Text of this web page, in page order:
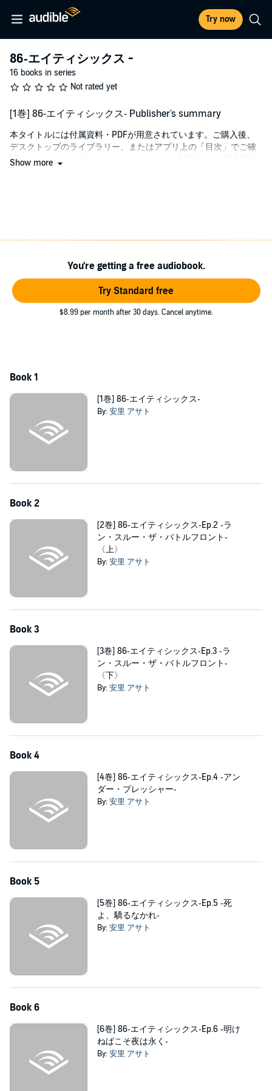
Try now
86‐エイティシックス -
16 books in series
Not rated yet
[1巻] 86‐エイティシックス‐ Publisher's summary
本タイトルには付属資料・PDFが用意されています。ご購入後、
デスクトップのライブラリー、またはアプリ上の「目次」でご確
認ください。（アプリバージョン：Android 2.40以上、iOS 3.11以
そう――表向きは。
外。《存在しない“第86区”》。そこでは「エイティシックス」の
烙印を押された少年少女たちが日夜《有人の無人機として》戦い
続けていた――。
死地へ向かう若者たちを率いる少年・シンと、遥か後方から、特
殊通信で彼らの指揮を執る“指揮管制官（ハンドラー）”となった少
©Asato Asato 2017 (P)KADOKAWA
Show more
You're getting a free audiobook.
Try Standard free
$8.99 per month after 30 days. Cancel anytime.
Book 1
[1巻] 86‐エイティシックス‐
By:安里 アサト
Book 2
[2巻] 86‐エイティシックス‐Ep.2 ‐ラ
ン・スルー・ザ・バトルフロント‐
〈上〉
By:安里 アサト
Book 3
[3巻] 86‐エイティシックス‐Ep.3 ‐ラ
ン・スルー・ザ・バトルフロント‐
〈下〉
By:安里 アサト
Book 4
[4巻] 86‐エイティシックス‐Ep.4 ‐アン
ダー・プレッシャー‐
By:安里 アサト
Book 5
[5巻] 86‐エイティシックス‐Ep.5 ‐死
よ、驕るなかれ‐
By:安里 アサト
Book 6
[6巻] 86‐エイティシックス‐Ep.6 ‐明け
ねばこそ夜は永く‐
By:安里 アサト